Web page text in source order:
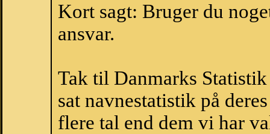
Kort sagt: Bruger du
ansvar.
Tak til Danmarks
sat navnestatistik på
flere tal end dem vi har